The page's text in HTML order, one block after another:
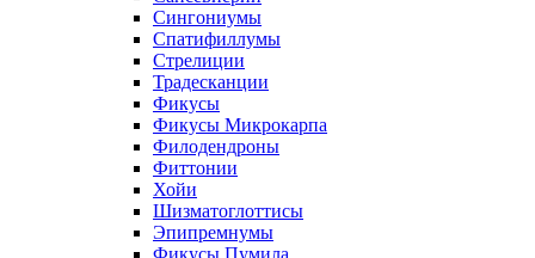
Сингониумы
Спатифиллумы
Стрелиции
Традесканции
Фикусы
Фикусы Микрокарпа
Филодендроны
Фиттонии
Хойи
Шизматоглоттисы
Эпипремнумы
Фикусы Пумила